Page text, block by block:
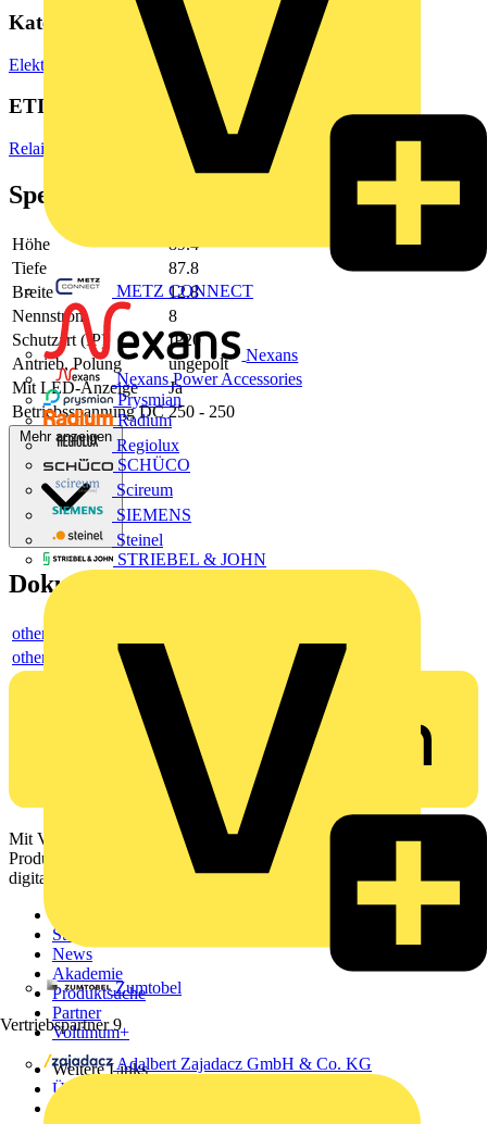
METZ CONNECT
Nexans
Nexans Power Accessories
Prysmian
Radium
Regiolux
SCHÜCO
Scireum
SIEMENS
Steinel
STRIEBEL & JOHN
Zumtobel
Vertriebspartner 9
Adalbert Zajadacz GmbH & Co. KG
Kategorien
Elektronische Bauteile Relais
ETIM Group
Relais
Spezifikationen
Höhe
89.4
Tiefe
87.8
Breite
12.8
Nennstrom
8
Schutzart (IP)
IP20
Antrieb, Polung
ungepolt
Mit LED-Anzeige
Ja
Betriebsspannung DC 250 - 250
Mehr anzeigen
Dokumente
others
others
Mit Voltimum erhalten Elektrofachkräfte Zugang zu Branchennews,
Produktinformationen, Schulungen und Tools – alles auf einer
digitalen Plattform und Community.
Startseite
News
Akademie
Produktsuche
Partner
Voltimum+
Weitere Links
Über uns